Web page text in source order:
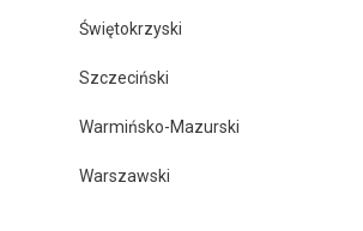
Świętokrzyski
Szczeciński
Warmińsko-Mazurski
Warszawski